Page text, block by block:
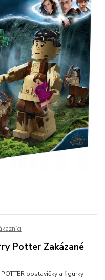
Potter Zakázané
postavičky a figúrky